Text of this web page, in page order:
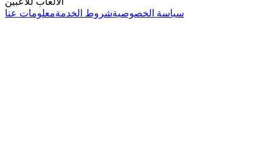
سياسة الخصوصيةشروط الخدمةمعلومات عنا